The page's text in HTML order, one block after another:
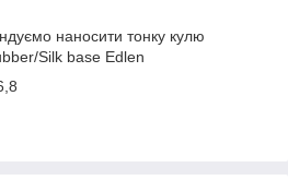
наносити тонку кулю
Silk base Edlen